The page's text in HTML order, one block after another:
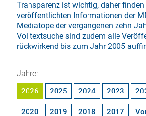
Transparenz ist wichtig, daher finden
veröffentlichten Informationen der
Mediatope der vergangenen zehn
Volltextsuchesind zudem alle
rückwirkend bis zum Jahr 2005
Jahre:
2026 2025 2024 2023
2020 2019 2018 2017